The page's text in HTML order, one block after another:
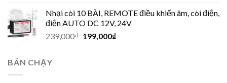
Nhại còi 10 BÀI, REMOTE điều khiển âm, còi điện,
điện AUTO DC 12V, 24V
239,000₫ 199,000₫
BÁN CHẠY